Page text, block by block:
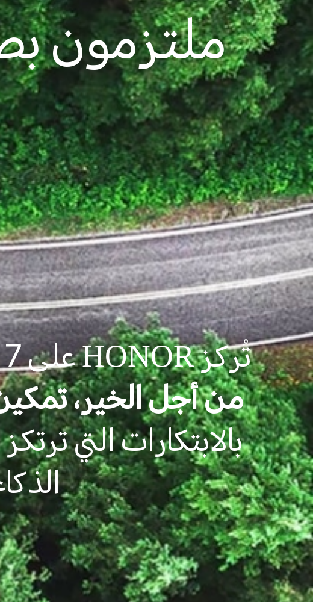
ملتزمون
تُركز HONOR على 7 ركائز تتضمن
من أجل الخير،
بالابتكارات التي